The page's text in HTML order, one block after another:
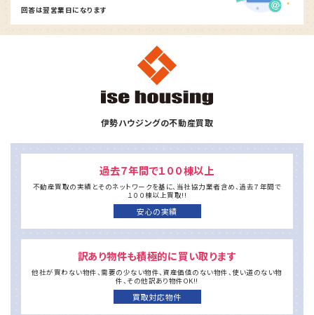
安心の実績 お客様の声
会社案内 トピックス
お問い合わせ
回答は翌営業日になります
伊勢ハウジングの不動産買取
過去７年間で１００棟以上
不動産買取の実績とそのネットワークを基に、 当社協力業者含め、過去７年間で
１００棟以上買取!!
安心の実績
訳あり物件も積極的に買い取ります
他社が買わない物件、需要の少ない物件、 資産価値のない物件、使い道のない物
件、その他訳あり物件OK!!
買取対応物件